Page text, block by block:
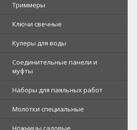
Триммеры
Ключи свечные
Кулеры для воды
Соединительные панели и
муфты
Наборы для паяльных работ
Молотки специальные
Ножницы садовые